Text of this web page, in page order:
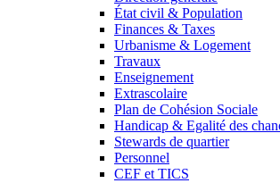
État civil & Population
Finances & Taxes
Urbanisme & Logement
Travaux
Enseignement
Extrascolaire
Plan de Cohésion Sociale
Handicap & Egalité des
Stewards de quartier
Personnel
CEF et TICS